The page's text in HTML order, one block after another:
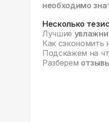
необходимо
Несколько
Лучшие
Как сэкономить
Подскажем на
Разберем